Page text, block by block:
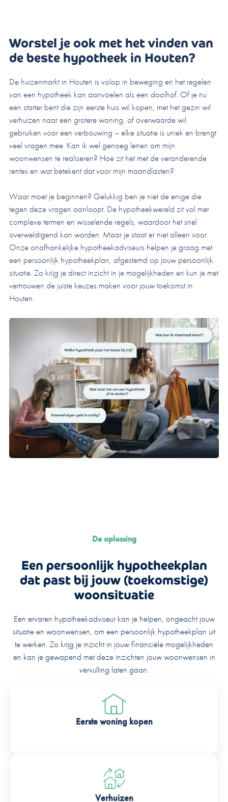
Worstel je ook met het vinden van
de beste hypotheek in Houten?
De huizenmarkt in Houten is volop in beweging en het regelen
van een hypotheek kan aanvoelen als een doolhof. Of je nu
een starter bent die zijn eerste huis wil kopen, met het gezin wil
verhuizen naar een grotere woning, of overwaarde wil
gebruiken voor een verbouwing – elke situatie is uniek en brengt
veel vragen mee. Kan ik wel genoeg lenen om mijn
woonwensen te realiseren? Hoe zit het met de veranderende
rentes en wat betekent dat voor mijn maandlasten?
Waar moet je beginnen? Gelukkig ben je niet de enige die
tegen deze vragen aanloopt. De hypotheekwereld zit vol met
complexe termen en wisselende regels, waardoor het snel
overweldigend kan worden. Maar je staat er niet alleen voor.
Onze onafhankelijke hypotheekadviseurs helpen je graag met
een persoonlijk hypotheekplan, afgestemd op jouw persoonlijk
situatie. Zo krijg je direct inzicht in je mogelijkheden en kun je met
vertrouwen de juiste keuzes maken voor jouw toekomst in
Houten.
De oplossing
Een persoonlijk hypotheekplan
dat past bij jouw (toekomstige)
woonsituatie
Een ervaren hypotheekadviseur kan je helpen, ongeacht jouw
situatie en woonwensen, om een persoonlijk hypotheekplan uit
te werken. Zo krijg je inzicht in jouw financiële mogelijkheden
en kan je gewapend met deze inzichten jouw woonwensen in
vervulling laten gaan.
Eerste woning kopen
Verhuizen